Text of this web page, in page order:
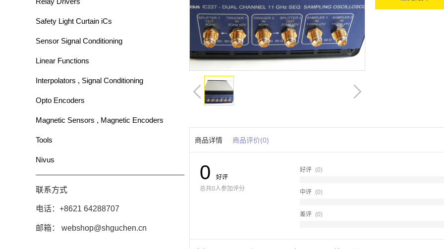
Safety Light Curtain iCs
Sensor Signal Conditioning
Linear Functions
Interpolators , Signal Conditioning
Opto Encoders
Magnetic Sensors , Magnetic Encoders
Tools
Nivus
联系方式
电话：+8621 64288707
邮箱： webshop@shguchen.cn
商品详情 商品评价(0)
0
好评
总共0人参加评分
好评 (0)
中评 (0)
差评 (0)